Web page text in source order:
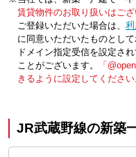
賃貸物件のお取り扱いはご
ご登録いただいた場合は、「
に同意いただいたものとして
ドメイン指定受信を設定さ
ことがございます。
「
きるように設定してください
JR武蔵野線の新築